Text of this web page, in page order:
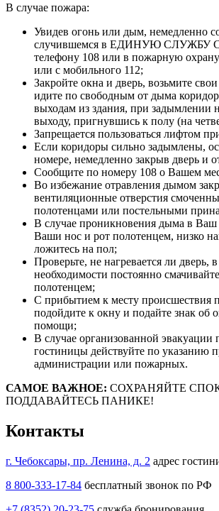
В случае пожара:
Увидев огонь или дым, немедленно
случившемся в ЕДИНУЮ СЛУЖБУ
телефону 108 или в пожарную
или с мобильного 112;
Закройте окна и дверь, возьмите
идите по свободным от дыма
выходам из здания, при задымлении
выходу, пригнувшись к полу (на
Запрещается пользоваться лифтом
Если коридоры сильно задымлены,
номере, немедленно закрыв дверь и
Сообщите по номеру 108 о Вашем
Во избежание отравления дымом
вентиляционные отверстия
полотенцами или постельными
В случае проникновения дыма в Ваш
Ваши нос и рот полотенцем, низко
ложитесь на пол;
Проверьте, не нагревается ли дверь,
необходимости постоянно
полотенцем;
С прибытием к месту происшествия
подойдите к окну и подайте знак об
помощи;
В случае организованной
гостиницы действуйте по указанию
администрации или пожарных.
САМОЕ ВАЖНОЕ: СОХРАНЯЙТЕ
ПОДДАВАЙТЕСЬ ПАНИКЕ!
Контакты
г. Чебоксары, пр. Ленина, д. 2 адрес
8 800-333-17-84 бесплатный звонок по РФ